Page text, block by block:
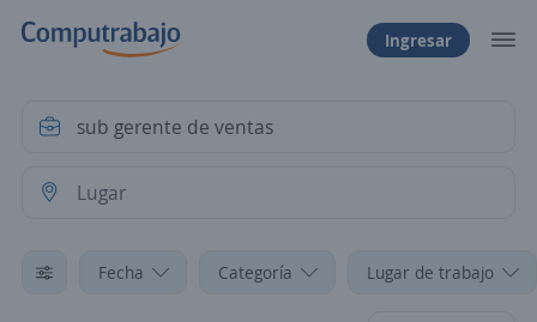
Ingresar
Fecha Categoría Lugar de trabajo